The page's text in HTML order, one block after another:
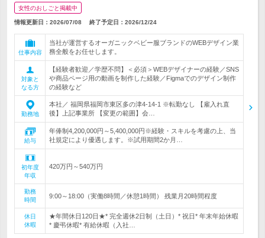
女性のおしごと掲載中
情報更新日：2026/07/08 終了予定日： 2026/12/24
仕事内容
当社が運営するオーガニックベビー服ブランドのWEBデザイン業
務全般をお任せします。
対象と
なる方
【経験者歓迎／学歴不問】＜必須＞WEBデザイナーの経験／SNS
や商品ページ用の動画を制作した経験／Figmaでのデザイン制作
の経験など
勤務地
本社／ 福岡県福岡市東区多の津4-14-1 ※転勤なし 【雇入れ直
後】上記事業所 【変更の範囲】会…
給与
年俸制4,200,000円～5,400,000円※経験・スキルを考慮の上、当
社規定により優遇します。※試用期間2か月…
初年度
年収
420万円～540万円
勤務
時間
9:00～18:00（実働8時間／休憩1時間） 残業月20時間程度
休日
休暇
★年間休日120日★* 完全週休2日制（土日）* 祝日* 年末年始休暇
* 慶弔休暇* 有給休暇（入社…